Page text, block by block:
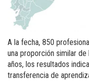
A la fecha, 850
una proporción similar
años, los resultados
transferencia de